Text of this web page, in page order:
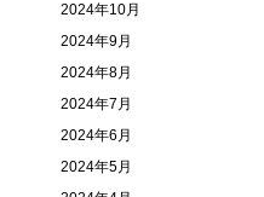
2024年10月
2024年9月
2024年8月
2024年7月
2024年6月
2024年5月